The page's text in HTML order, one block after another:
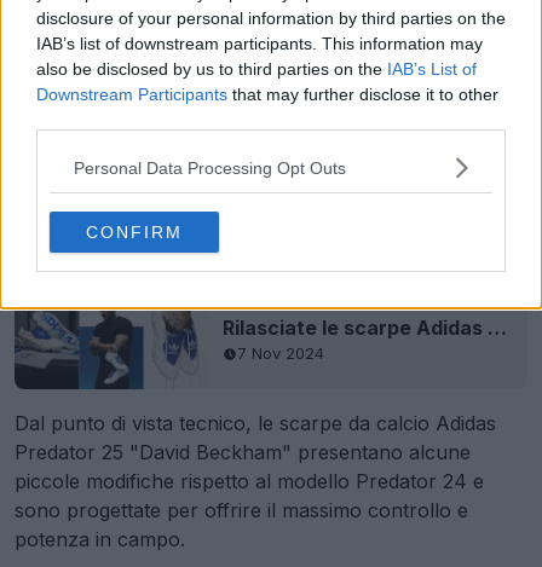
disclosure of your personal information by third parties on the
IAB’s list of downstream participants. This information may
also be disclosed by us to third parties on the IAB’s List of
Downstream Participants that may further disclose it to other
Personal Data Processing Opt Outs
CONFIRM
Rilasciate le scarpe Adidas Predator 'David Beckham' 2024 - Disponibili ora - 3.000 paia in tutto il mondo
7 Nov 2024
Dal punto di vista tecnico, le scarpe da calcio Adidas
Predator 25 "David Beckham" presentano alcune
piccole modifiche rispetto al modello Predator 24 e
sono progettate per offrire il massimo controllo e
potenza in campo.